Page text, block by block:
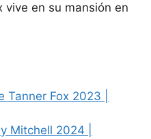
vive en su mansión en
Fox 2023 |
Mitchell 2024 |